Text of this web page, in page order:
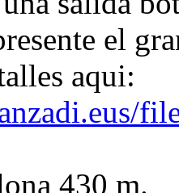
el
aqui:
430 m.